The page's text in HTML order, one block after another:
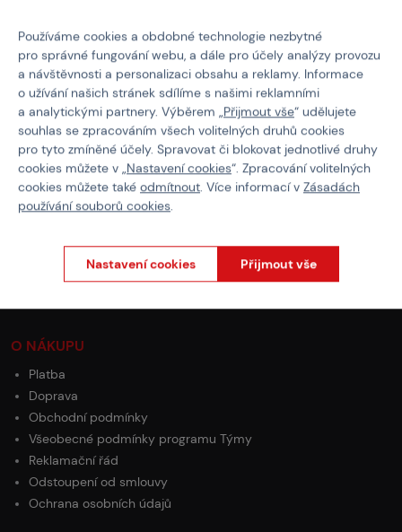
opakovaně uzavíratelný sáček
Bio kuličky (6mm) Madbull
Vlastnosti
Kód produktu M-210236
Barva
O NÁKUPU
Platba
Doprava
Obchodní podmínky
Všeobecné podmínky programu Týmy
Reklamační řád
Odstoupení od smlouvy
Ochrana osobních údajů
Používáme cookies a obdobné technologie nezbytné
pro správné fungování webu, a dále pro účely analýzy provozu
a návštěvnosti a personalizaci obsahu a reklamy. Informace
o užívání našich stránek sdílíme s našimi reklamními
a analytickými partnery. Výběrem „Přijmout vše“ udělujete
souhlas se zpracováním všech volitelných druhů cookies
pro tyto zmíněné účely. Spravovat či blokovat jednotlivé druhy
cookies můžete v „Nastavení cookies“. Zpracování volitelných
cookies můžete také odmítnout. Více informací v Zásadách
používání souborů cookies.
Nastavení cookies Přijmout vše